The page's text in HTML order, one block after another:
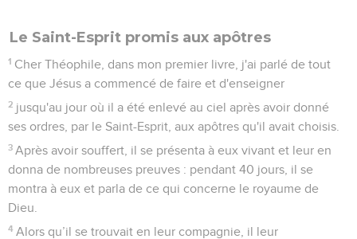
Le Saint-Esprit promis aux apôtres
1 Cher Théophile, dans mon premier livre, j'ai parlé de tout
ce que Jésus a commencé de faire et d'enseigner
2 jusqu'au jour où il a été enlevé au ciel après avoir donné
ses ordres, par le Saint-Esprit, aux apôtres qu'il avait choisis.
3 Après avoir souffert, il se présenta à eux vivant et leur en
donna de nombreuses preuves : pendant 40 jours, il se
montra à eux et parla de ce qui concerne le royaume de
Dieu.
4 Alors qu’il se trouvait en leur compagnie, il leur